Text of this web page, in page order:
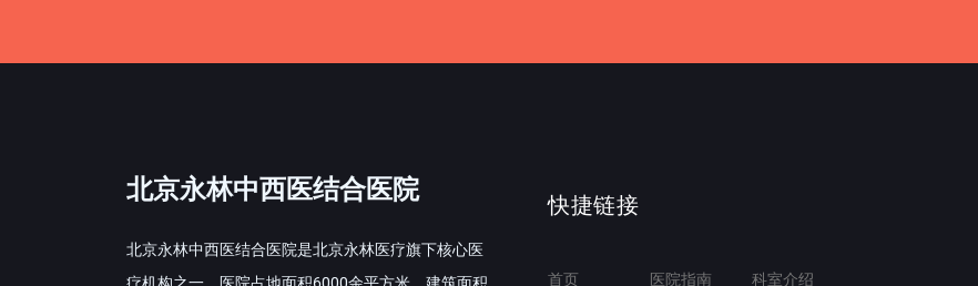
北京永林中西医结合医院
北京永林中西医结合医院是北京永林医疗旗下核心医
疗机构之一，医院占地面积6000余平方米，建筑面积
快捷链接
首页 医院指南 科室介绍